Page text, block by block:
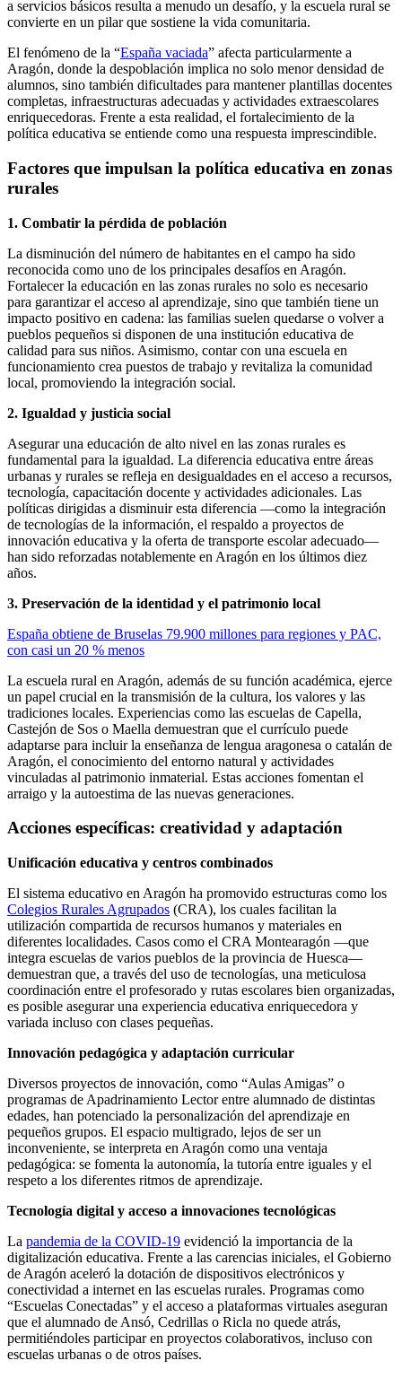
a servicios básicos resulta a menudo un desafío, y la escuela rural se
convierte en un pilar que sostiene la vida comunitaria.
El fenómeno de la “España vaciada” afecta particularmente a
Aragón, donde la despoblación implica no solo menor densidad de
alumnos, sino también dificultades para mantener plantillas docentes
completas, infraestructuras adecuadas y actividades extraescolares
enriquecedoras. Frente a esta realidad, el fortalecimiento de la
política educativa se entiende como una respuesta imprescindible.
Factores que impulsan la política educativa en zonas
rurales
1. Combatir la pérdida de población
La disminución del número de habitantes en el campo ha sido
reconocida como uno de los principales desafíos en Aragón.
Fortalecer la educación en las zonas rurales no solo es necesario
para garantizar el acceso al aprendizaje, sino que también tiene un
impacto positivo en cadena: las familias suelen quedarse o volver a
pueblos pequeños si disponen de una institución educativa de
calidad para sus niños. Asimismo, contar con una escuela en
funcionamiento crea puestos de trabajo y revitaliza la comunidad
local, promoviendo la integración social.
2. Igualdad y justicia social
Asegurar una educación de alto nivel en las zonas rurales es
fundamental para la igualdad. La diferencia educativa entre áreas
urbanas y rurales se refleja en desigualdades en el acceso a recursos,
tecnología, capacitación docente y actividades adicionales. Las
políticas dirigidas a disminuir esta diferencia —como la integración
de tecnologías de la información, el respaldo a proyectos de
innovación educativa y la oferta de transporte escolar adecuado—
han sido reforzadas notablemente en Aragón en los últimos diez
años.
3. Preservación de la identidad y el patrimonio local
España obtiene de Bruselas 79.900 millones para regiones y PAC,
con casi un 20 % menos
La escuela rural en Aragón, además de su función académica, ejerce
un papel crucial en la transmisión de la cultura, los valores y las
tradiciones locales. Experiencias como las escuelas de Capella,
Castejón de Sos o Maella demuestran que el currículo puede
adaptarse para incluir la enseñanza de lengua aragonesa o catalán de
Aragón, el conocimiento del entorno natural y actividades
vinculadas al patrimonio inmaterial. Estas acciones fomentan el
arraigo y la autoestima de las nuevas generaciones.
Acciones específicas: creatividad y adaptación
Unificación educativa y centros combinados
El sistema educativo en Aragón ha promovido estructuras como los
Colegios Rurales Agrupados (CRA), los cuales facilitan la
utilización compartida de recursos humanos y materiales en
diferentes localidades. Casos como el CRA Montearagón —que
integra escuelas de varios pueblos de la provincia de Huesca—
demuestran que, a través del uso de tecnologías, una meticulosa
coordinación entre el profesorado y rutas escolares bien organizadas,
es posible asegurar una experiencia educativa enriquecedora y
variada incluso con clases pequeñas.
Innovación pedagógica y adaptación curricular
Diversos proyectos de innovación, como “Aulas Amigas” o
programas de Apadrinamiento Lector entre alumnado de distintas
edades, han potenciado la personalización del aprendizaje en
pequeños grupos. El espacio multigrado, lejos de ser un
inconveniente, se interpreta en Aragón como una ventaja
pedagógica: se fomenta la autonomía, la tutoría entre iguales y el
respeto a los diferentes ritmos de aprendizaje.
Tecnología digital y acceso a innovaciones tecnológicas
La pandemia de la COVID-19 evidenció la importancia de la
digitalización educativa. Frente a las carencias iniciales, el Gobierno
de Aragón aceleró la dotación de dispositivos electrónicos y
conectividad a internet en las escuelas rurales. Programas como
“Escuelas Conectadas” y el acceso a plataformas virtuales aseguran
que el alumnado de Ansó, Cedrillas o Ricla no quede atrás,
permitiéndoles participar en proyectos colaborativos, incluso con
escuelas urbanas o de otros países.